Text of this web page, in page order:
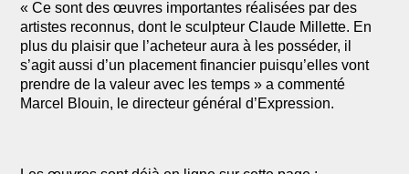
« Ce sont des œuvres importantes réalisées par des
artistes reconnus, dont le sculpteur Claude Millette. En
plus du plaisir que l’acheteur aura à les posséder, il
s’agit aussi d’un placement financier puisqu’elles vont
prendre de la valeur avec les temps » a commenté
Marcel Blouin, le directeur général d’Expression.